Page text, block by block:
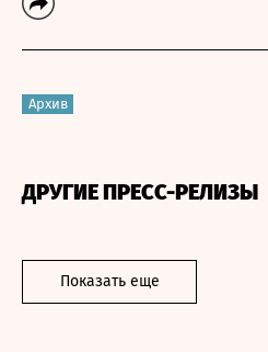
Архив
ДРУГИЕ ПРЕСС-РЕЛИЗЫ
Показать еще